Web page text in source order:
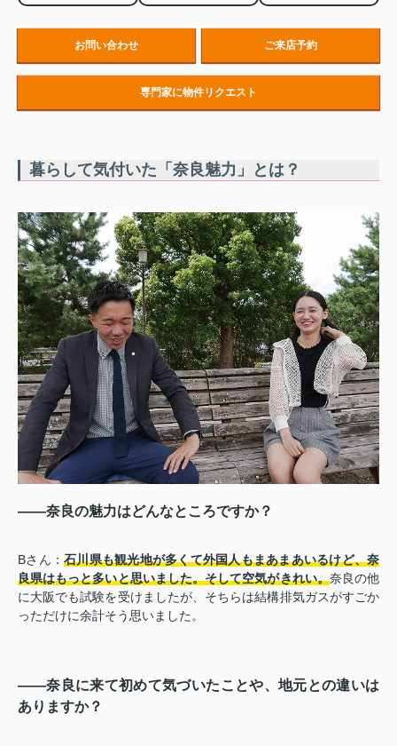
お問い合わせ ご来店予約
専門家に物件リクエスト
暮らして気付いた「奈良魅力」とは？
――奈良の魅力はどんなところですか？
Bさん： 石川県も観光地が多くて外国人もまあまあいるけど、奈
良県はもっと多いと思いました。そして空気がきれい。奈良の他
に大阪でも試験を受けましたが、そちらは結構排気ガスがすごか
っただけに余計そう思いました。
――奈良に来て初めて気づいたことや、地元との違いは
ありますか？